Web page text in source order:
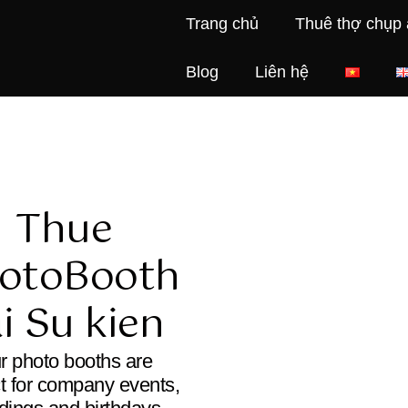
Trang chủ Thuê thợ chụp
Blog Liên hệ
Thue
Su kien
photo booths are
for company events,